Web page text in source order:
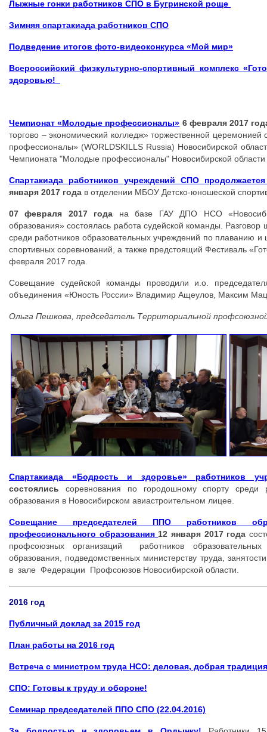
Лыжные гонки работников СПО в Бугринской роще
Зимняя спартакиада работников СПО
Подведение итогов фото-видеоконкурса «Мой мир»
Всероссийский физкультурно-спортивный комплекс
здоровью!
Чемпионат «Молодые профессионалы» 6 февраля 2017
торгово – экономический колледж» торжественной
профессионалы» (WORLDSKILLS Russia) Новосибирской
Чемпионата "Молодые профессионалы" Новосибирской
Спартакиада работников учреждений СПО продолжается
января 2017 года в отделении МБОУ Детско-юношеской
07 февраля 2017 года на базе ГАУ ДПО НСО
образования» состоялась работа судейской команды.
среди работников образовательных учреждений по плаванию
спортивных соревнований, а также предстоящий Фестиваль
февраля 2017 года.
Совещание судейской команды проводили и.о.
объединения «Юность России» Владимир Ащеулов, Максим
Ольга Пешкова, председатель Территориальной
Спартакиада «Бодрость и здоровье» работников
состоялись соревнования по городошному спорту среди
образования в Новосибирском авиастроительном лицее.
Совещание председателей ППО работников
профессионального образования 12 января 2017 года
профсоюзных организаций работников образовательных
образования, подведомственных министерству труда,
в зале Федерации Профсоюзов Новосибирской области.
2016 год
Публичный доклад за 2015 год
План работы на 2016 год
Встреча с министром труда НСО: деловая, добрая
СПО: Готовы к труду и обороне!
Семинар председателей ППО СПО (22.04.2016)